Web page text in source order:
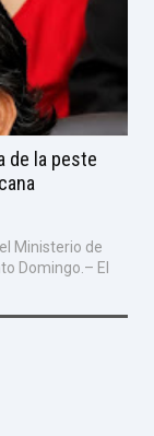
de la peste
Ministerio de
Domingo.– El